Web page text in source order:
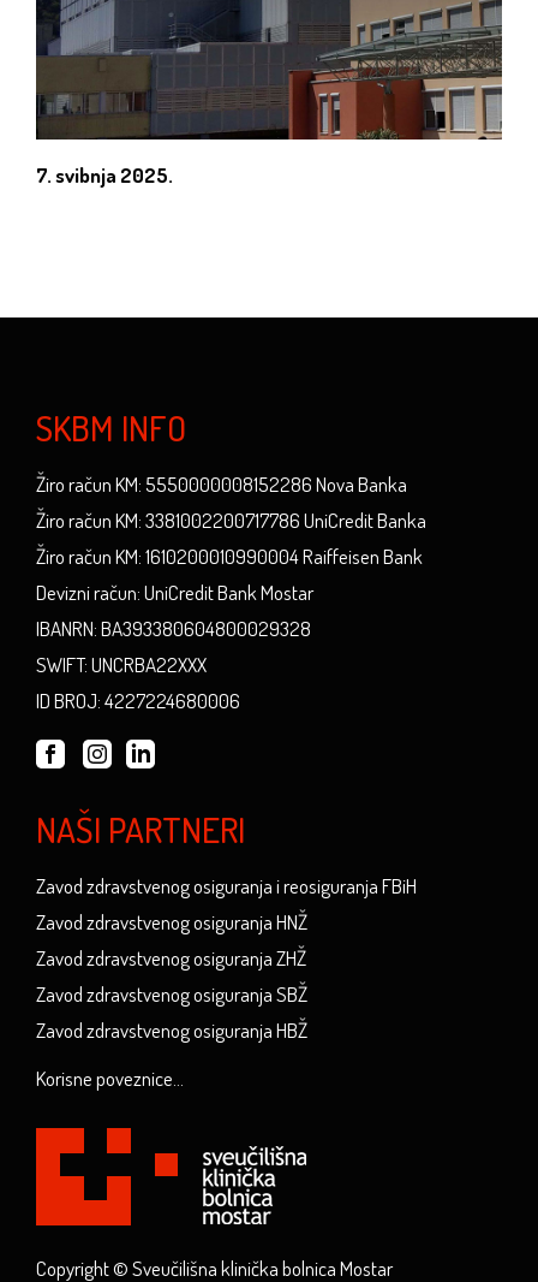
7. svibnja 2025.
SKBM INFO
Žiro račun KM: 5550000008152286 Nova Banka
Žiro račun KM: 3381002200717786 UniCredit Banka
Žiro račun KM: 1610200010990004 Raiffeisen Bank
Devizni račun: UniCredit Bank Mostar
IBANRN: BA393380604800029328
SWIFT: UNCRBA22XXX
ID BROJ: 4227224680006
NAŠI PARTNERI
Zavod zdravstvenog osiguranja i reosiguranja FBiH
Zavod zdravstvenog osiguranja HNŽ
Zavod zdravstvenog osiguranja ZHŽ
Zavod zdravstvenog osiguranja SBŽ
Zavod zdravstvenog osiguranja HBŽ
Korisne poveznice...
Copyright © Sveučilišna klinička bolnica Mostar